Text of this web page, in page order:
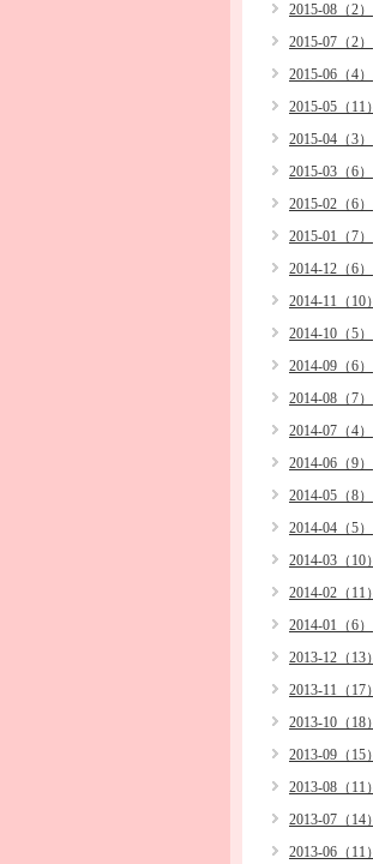
2015-08（2）
2015-07（2）
2015-06（4）
2015-05（11）
2015-04（3）
2015-03（6）
2015-02（6）
2015-01（7）
2014-12（6）
2014-11（10）
2014-10（5）
2014-09（6）
2014-08（7）
2014-07（4）
2014-06（9）
2014-05（8）
2014-04（5）
2014-03（10）
2014-02（11）
2014-01（6）
2013-12（13）
2013-11（17）
2013-10（18）
2013-09（15）
2013-08（11）
2013-07（14）
2013-06（11）